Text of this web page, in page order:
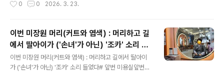
보기로 했다. 여태 다른데서는 안하고 버티다가 결국 미움
이번에도 다른 미장원을 갔다.그런데 이번 염색약이 나하
몸 상태에 따라 다를 수 있다고 했다.조금 더 좋은걸로 한다
고 만원인가 더 비싼 것으로 했는데, 돈이 문제가 아닌 모양
이다. 다음번에는 원래 했던걸로 해봐야겠다.머리숱이랑
상태 때문에 다른 형태의 머리는 할 수가 없다.어쨌든..슬슬
마음의 준비를 하자.
0 0 2026. 3. 23.
이번 미장원 머리(커트와 염색) : 머리하고 길
에서 딸아이가 ('손녀'가 아닌) '조카' 소리 들
었다
이번 미장원 머리(커트와 염색) : 머리하고 길에서 딸아이
가 ('손녀'가 아닌) '조카' 소리 들었다# 앞번 미용실앞번에